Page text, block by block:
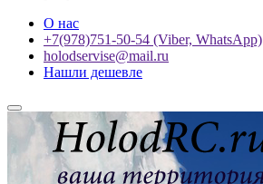
О нас
+7(978)751-50-54 (Viber, WhatsApp)
holodservise@mail.ru
Нашли дешевле